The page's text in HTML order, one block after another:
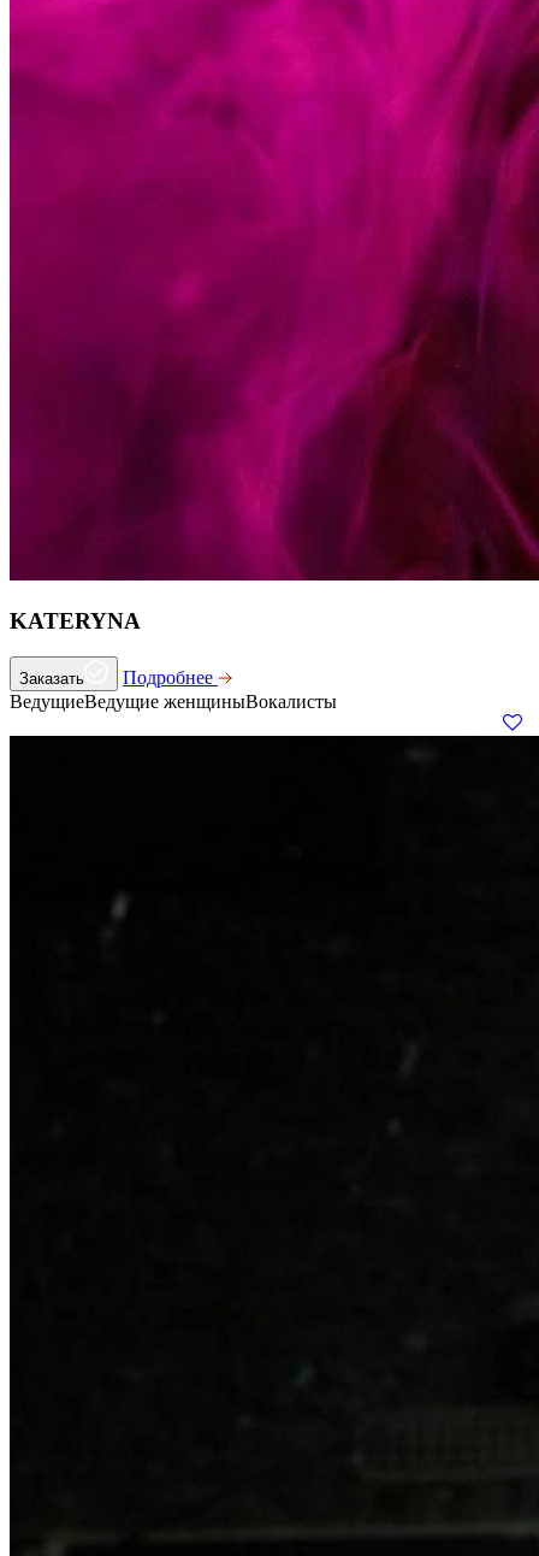
KATERYNA
Заказать
Подробнее
ВедущиеВедущие женщиныВокалисты